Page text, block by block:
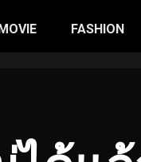
FASHION